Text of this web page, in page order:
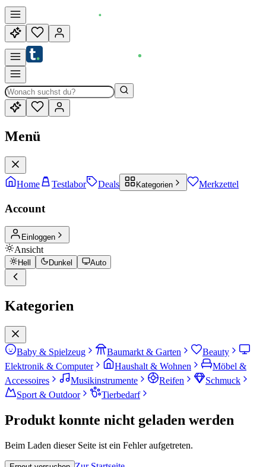
Menü
Home Testlabor Deals Kategorien Merkzettel
Account
Einloggen
Ansicht
Hell Dunkel Auto
Kategorien
Baby & Spielzeug Baumarkt & Garten
Beauty
Elektronik & Computer
Haushalt & Wohnen
Möbel &
Accessoires
Musikinstrumente Reifen
Schmuck
Sport & Outdoor
Tierbedarf
Produkt konnte nicht geladen werden
Beim Laden dieser Seite ist ein Fehler aufgetreten.